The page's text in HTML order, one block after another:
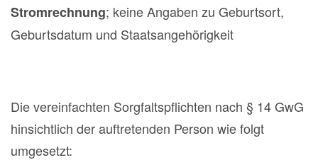
Stromrechnung; keine Angaben zu Geburtsort,
Geburtsdatum und Staatsangehörigkeit
Die vereinfachten Sorgfaltspflichten nach § 14 GwG
hinsichtlich der auftretenden Person wie folgt
umgesetzt: